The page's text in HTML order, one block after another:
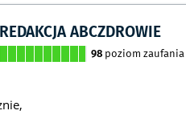
REDAKCJA ABCZDROWIE
98 poziom zaufania